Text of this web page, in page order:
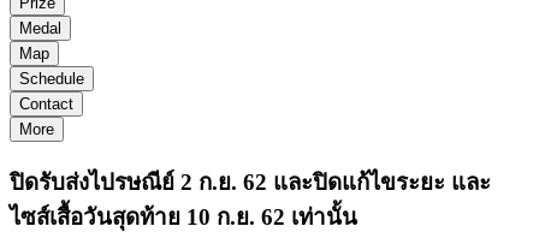
Medal
Map
Schedule
Contact
More
ปิดรับส่งไปรษณีย์ 2 ก.ย. 62 และปิดแก้ไขระยะ และ
ไซส์เสื้อวันสุดท้าย 10 ก.ย. 62 เท่านั้น